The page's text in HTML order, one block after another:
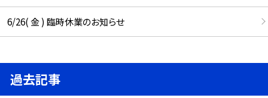
6/26( 金 ) 臨時休業のお知らせ
過去記事